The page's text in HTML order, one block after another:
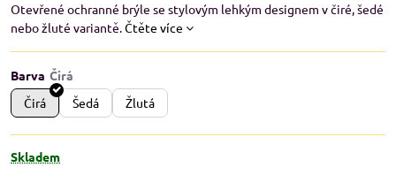
Otevřené ochranné brýle se stylovým lehkým designem v čiré, šedé
nebo žluté variantě.Čtěte více
Barva
Čirá
Šedá Žlutá
Skladem